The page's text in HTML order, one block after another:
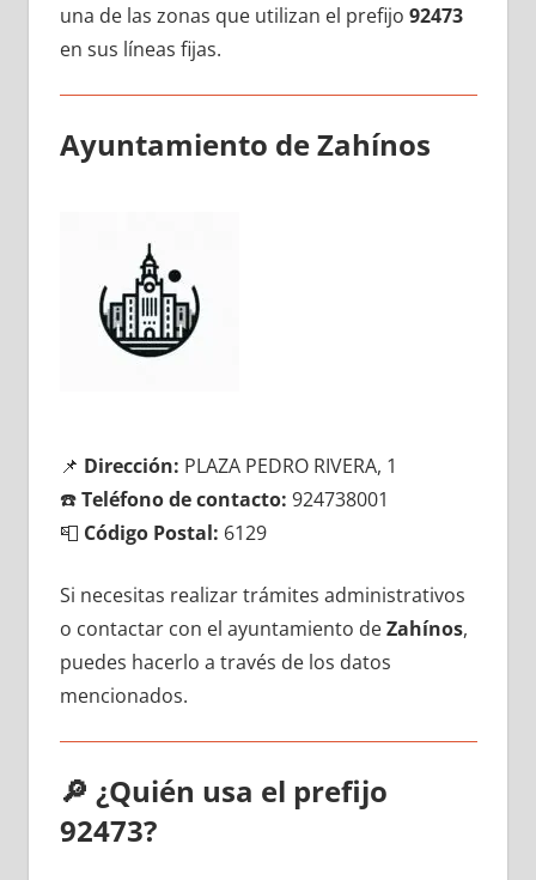
una dе las zonas quе utilizan el prefijo 92473
en sus líneas fijas.
Ayuntamiento dе Zahínos
📌 Dirección: PLAZA PEDRO RIVERA, 1
☎️Teléfono dе contacto: 924738001
📮 Código Postal: 6129
Si necesitas realizar trámites administrativos
ο contactar сοn el ayuntamiento dеZahínos,
puedes hacerlo а través dе los datos
mencionados.
🔎 ¿Quién usa el prefijo
92473?